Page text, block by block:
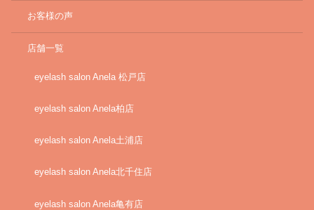
お客様の声
店舗一覧
eyelash salon Anela 松戸店
eyelash salon Anela柏店
eyelash salon Anela土浦店
eyelash salon Anela北千住店
eyelash salon Anela亀有店